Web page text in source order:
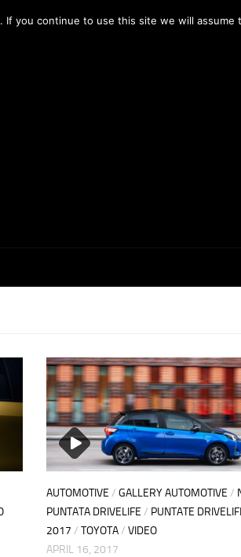
AUTOMOTIVE / GALLERY AUTOMOTIVE /
PUNTATA DRIVELIFE / PUNTATE
2017 / TOYOTA/ VIDEO
APRIL 16, 2017
you continue to use this site we will assume